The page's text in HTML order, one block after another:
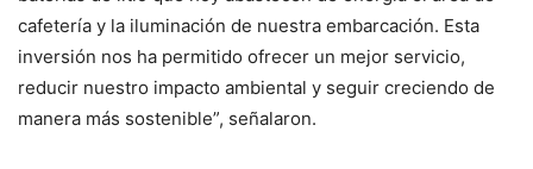
cafetería y la iluminación de nuestra embarcación. Esta
inversión nos ha permitido ofrecer un mejor servicio,
reducir nuestro impacto ambiental y seguir creciendo de
manera más sostenible”, señalaron.